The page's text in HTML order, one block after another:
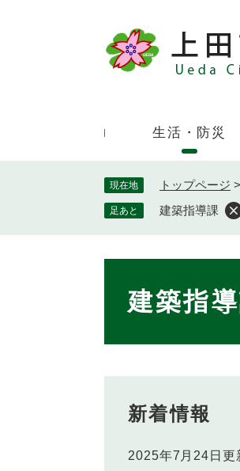
。
生活・防災
現在地 トップページ >
足あと 建築指導課
建築指
新着情報
2025年7月24日更